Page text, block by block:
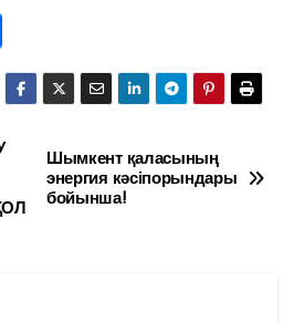
О
тп
р
а
и
Шымкент қаласының
энергия кәсіпорындары
бойынша!